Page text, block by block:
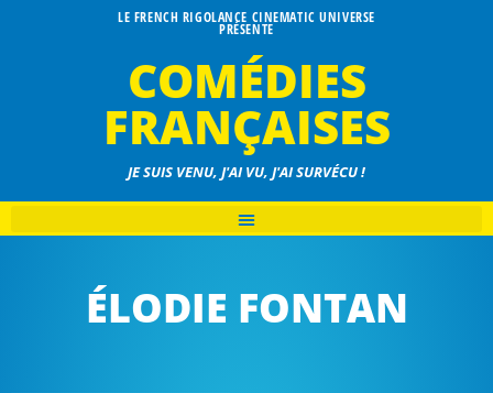
LE FRENCH RIGOLANCE CINEMATIC UNIVERSE
PRÉSENTE
COMÉDIES
FRANÇAISES
JE SUIS VENU, J'AI VU, J'AI SURVÉCU !
ÉLODIE FONTAN